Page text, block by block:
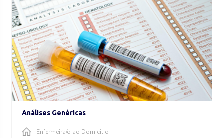
Análises Genéricas
Enfermeira/o ao Domicilio